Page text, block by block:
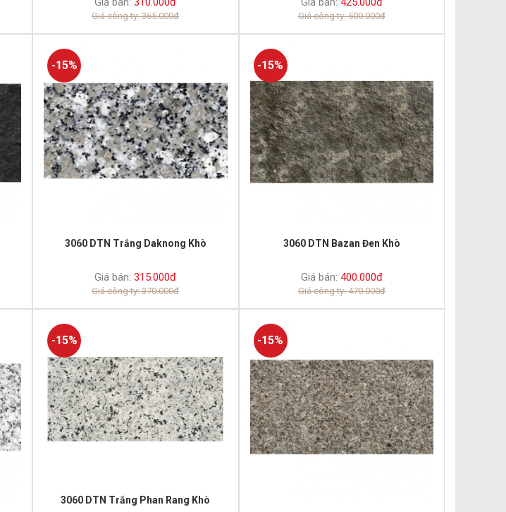
Giá công ty: 365.000đ Giá công ty: 500.000đ
-15%
3060 DTN Trắng Daknong Khò
Giá bán: 315.000đ
Giá công ty: 370.000đ
-15%
3060 DTN Bazan Đen Khò
Giá bán: 400.000đ
Giá công ty: 470.000đ
-15%
3060 DTN Trắng Phan Rang Khò
-15%